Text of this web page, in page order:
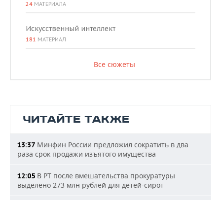
24 МАТЕРИАЛА
Искусственный интеллект
181 МАТЕРИАЛ
Все сюжеты
ЧИТАЙТЕ ТАКЖЕ
13:37 Минфин России предложил сократить в два
раза срок продажи изъятого имущества
12:05 В РТ после вмешательства прокуратуры
выделено 273 млн рублей для детей-сирот